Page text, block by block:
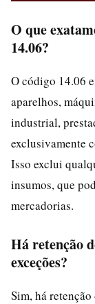
O que
14.06?
O código 14.06
aparelhos,
industrial,
exclusivamente
Isso exclui
insumos, que
mercadorias.
Há retenção
exceções?
Sim, há